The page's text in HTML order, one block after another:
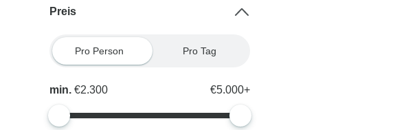
Preis
Pro Person Pro Tag
min.€2.300 €5.000+